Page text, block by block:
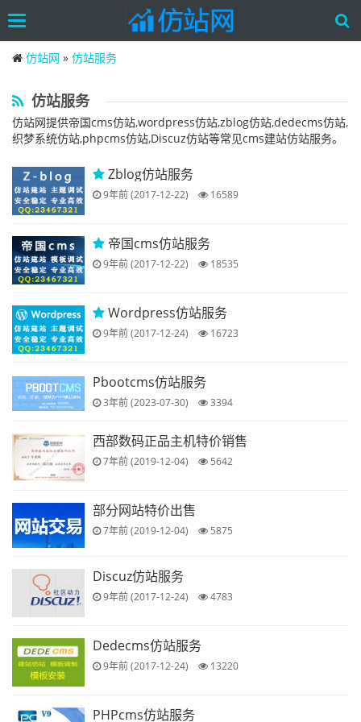
to
content
Toggle
仿站网 » 仿站服务
仿站服务
仿站网提供帝国cms仿站,wordpress仿站,zblog仿站,dedecms仿站,
织梦系统仿站,phpcms仿站,Discuz仿站等常见cms建站仿站服务。
Zblog仿站服务
9年前 (2017-12-22) 16589
帝国cms仿站服务
9年前 (2017-12-22) 18535
Wordpress仿站服务
9年前 (2017-12-24) 16723
Pbootcms仿站服务
3年前 (2023-07-30) 3394
西部数码正品主机特价销售
7年前 (2019-12-04) 5642
部分网站特价出售
7年前 (2019-12-04) 5875
Discuz仿站服务
9年前 (2017-12-24) 4783
Dedecms仿站服务
9年前 (2017-12-24) 13220
PHPcms仿站服务